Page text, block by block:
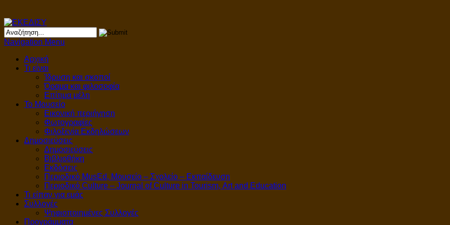
Navigation Menu
Αρχική
Τι είναι
Ίδρυση και σκοποί
Όραμα και φιλοσοφία
Επίτιμα μέλη
Το Μουσείο
Εικονική περιήγηση
Φωτογραφίες
Φιλοξενία Εκδηλώσεων
Δημοσιεύσεις
Δημοσιεύσεις
Βιβλιοθήκη
Εκδόσεις
Περιοδικό MusEd, Μουσείο – Σχολείο – Εκπαίδευση
Περιοδικό Culture – Journal of Culture in Tourism, Αrt and Education
Τι είπαν για εμάς
Συλλογές
Ψηφιοποιημένες Συλλογές
Προγράμματα